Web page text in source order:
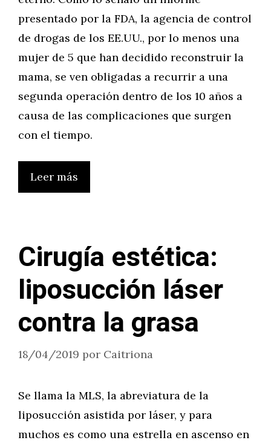
presentado por la FDA, la agencia de control
de drogas de los EE.UU., por lo menos una
mujer de 5 que han decidido reconstruir la
mama, se ven obligadas a recurrir a una
segunda operación dentro de los 10 años a
causa de las complicaciones que surgen
con el tiempo.
Leer más
Cirugía estética:
liposucción láser
contra la grasa
18/04/2019 por Caitriona
Se llama la MLS, la abreviatura de la
liposucción asistida por láser, y para
muchos es como una estrella en ascenso en